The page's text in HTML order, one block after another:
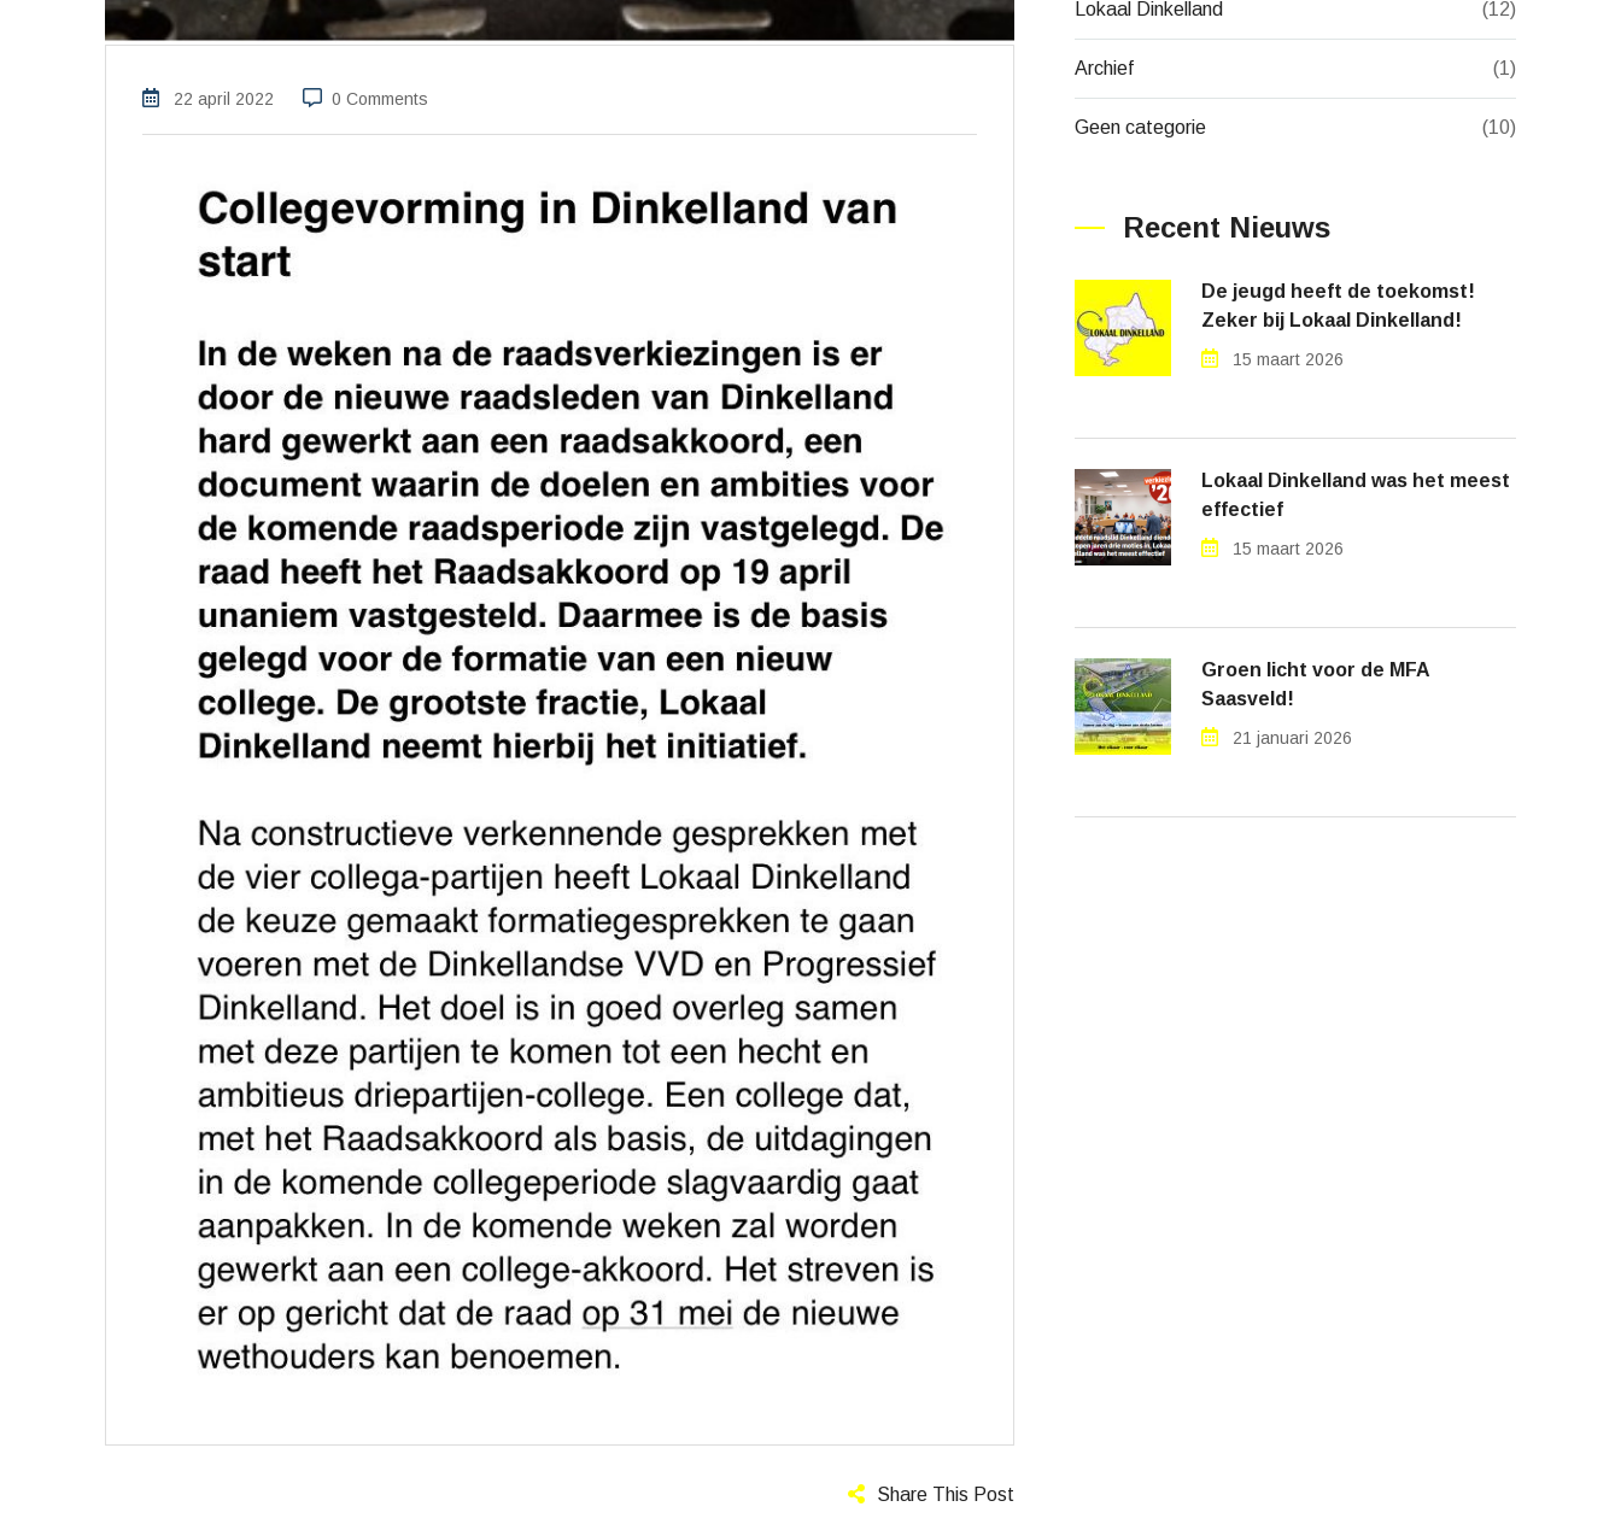
22 april 2022 0 Comments
Share This Post
Lokaal Dinkelland (12)
Archief (1)
Geen categorie (10)
Recent Nieuws
De jeugd heeft de toekomst!
Zeker bij Lokaal Dinkelland!
15 maart 2026
Lokaal Dinkelland was het meest
effectief
15 maart 2026
Groen licht voor de MFA
Saasveld!
21 januari 2026